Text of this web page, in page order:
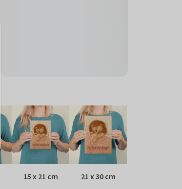
15 x 21 cm 21 x 30 cm